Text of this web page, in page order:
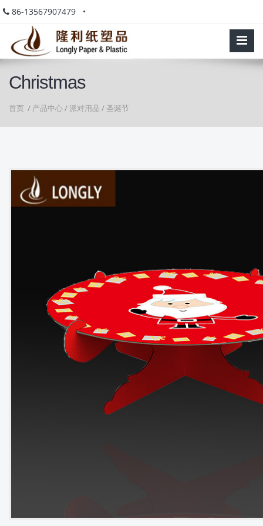
86-13567907479 •
Christmas
首页 / 产品中心/派对用品 / 圣诞节